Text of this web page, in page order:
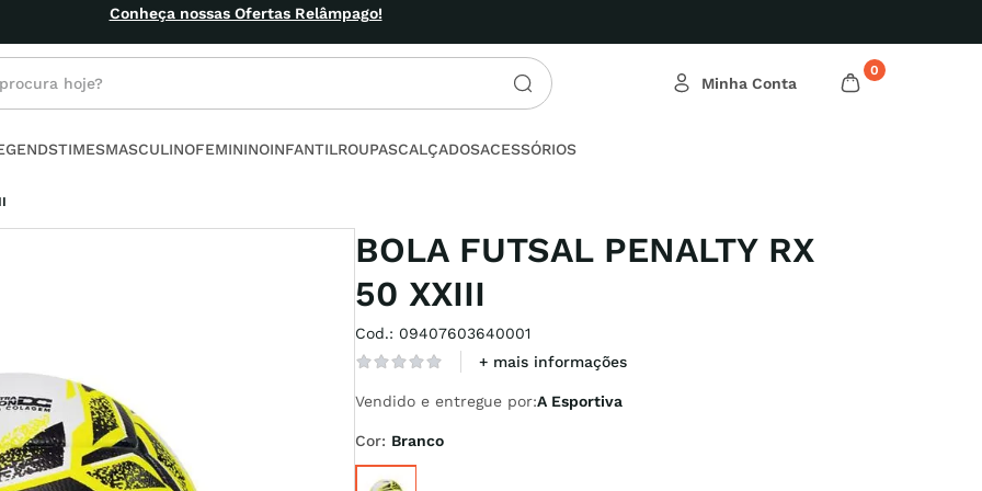
hoje? 0
TIMESMASCULINOFEMININOINFANTILROUPASCALÇADOSACESSÓRIOS
BOLA FUTSAL PENALTY RX
50 XXIII
Cod.: 09407603640001
+ mais informações
Vendido e entregue por:A Esportiva
Cor: Branco
buscados